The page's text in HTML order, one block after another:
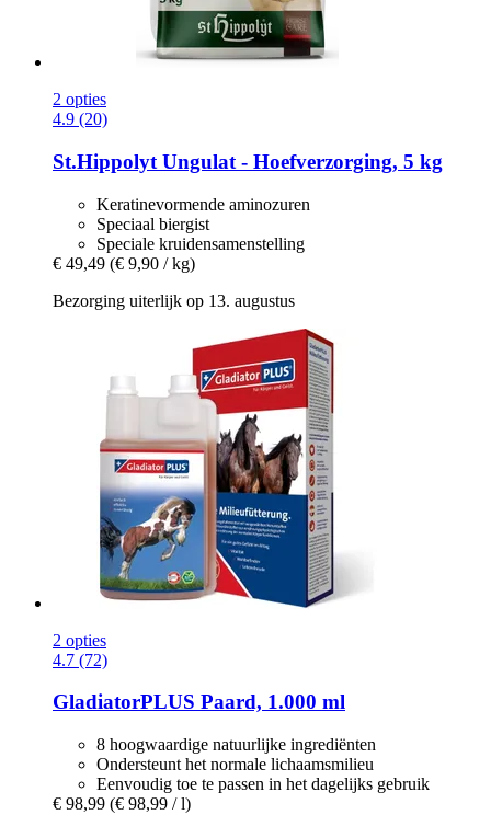
2 opties
4.9 (20)
St.Hippolyt Ungulat -​ Hoefverzorging, 5 kg
Keratinevormende aminozuren
Speciaal biergist
Speciale kruidensamenstelling
€ 49,49 (€ 9,90 / kg)
Bezorging uiterlijk op 13. augustus
2 opties
4.7 (72)
GladiatorPLUS Paard, 1.000 ml
8 hoogwaardige natuurlijke ingrediënten
Ondersteunt het normale lichaamsmilieu
Eenvoudig toe te passen in het dagelijks gebruik
€ 98,99 (€ 98,99 / l)